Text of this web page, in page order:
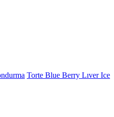
Torte Blue Berry Lıver Ice